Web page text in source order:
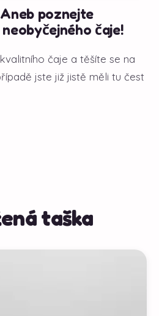
poznejte
čaje!
čaje a těšíte se na
jste již jistě měli tu čest
taška